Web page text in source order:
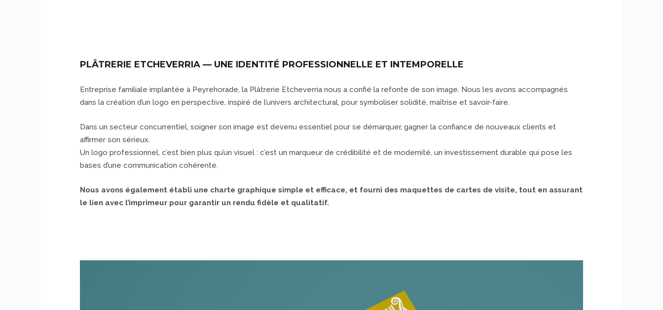
PLÂTRERIE ETCHEVERRIA — UNE IDENTITÉ PROFESSIONNELLE ET INTEMPORELLE
Entreprise familiale implantée à Peyrehorade, la Plâtrerie Etcheverria nous a confié la refonte de son image. Nous les avons accompagnés
dans la création d’un logo en perspective, inspiré de l’univers architectural, pour symboliser solidité, maîtrise et savoir-faire.
Dans un secteur concurrentiel, soigner son image est devenu essentiel pour se démarquer, gagner la confiance de nouveaux clients et
affirmer son sérieux.
Un logo professionnel, c’est bien plus qu’un visuel : c’est un marqueur de crédibilité et de modernité, un investissement durable qui pose les
bases d’une communication cohérente.
Nous avons également établi une charte graphique simple et efficace, et fourni des maquettes de cartes de visite, tout en assurant
le lien avec l’imprimeur pour garantir un rendu fidèle et qualitatif.